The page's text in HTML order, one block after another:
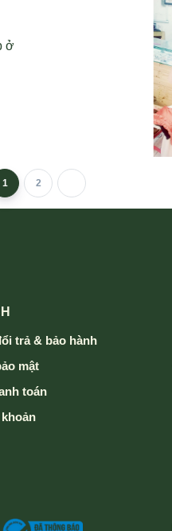
ở
1 2
trả & bảo hành
mật
toán